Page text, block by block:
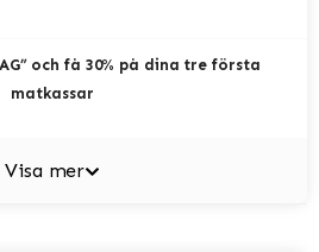
och få 30% på dina tre första
matkassar
Visa mer